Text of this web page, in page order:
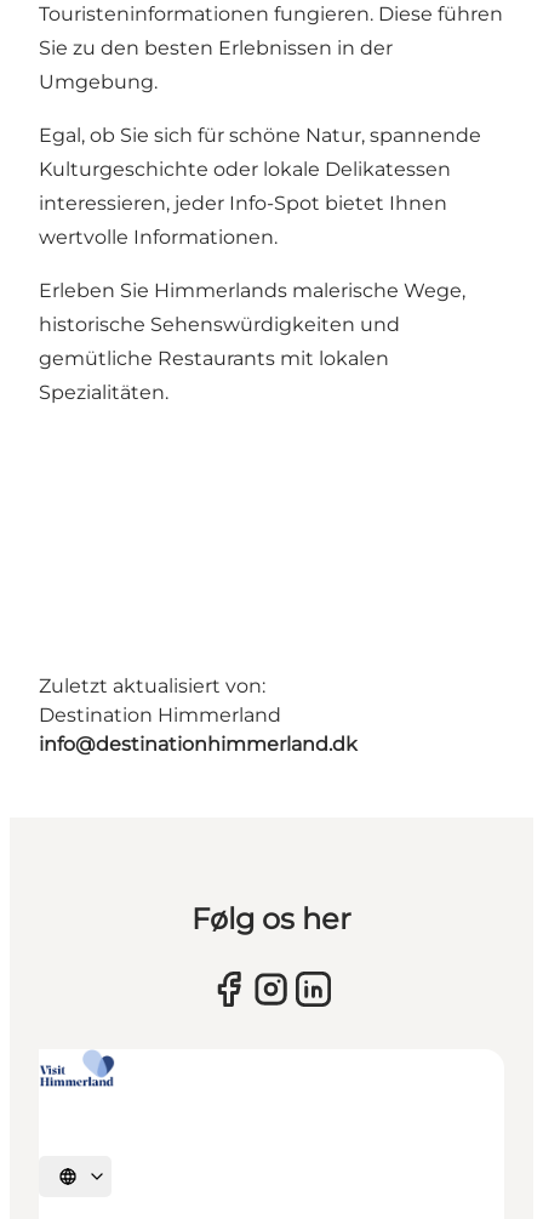
Touristeninformationen fungieren. Diese führen
Sie zu den besten Erlebnissen in der
Umgebung.
Egal, ob Sie sich für schöne Natur, spannende
Kulturgeschichte oder lokale Delikatessen
interessieren, jeder Info-Spot bietet Ihnen
wertvolle Informationen.
Erleben Sie Himmerlands malerische Wege,
historische Sehenswürdigkeiten und
gemütliche Restaurants mit lokalen
Spezialitäten.
Zuletzt aktualisiert von:
Destination Himmerland
info@destinationhimmerland.dk
Følg os her
Sprache auswählen